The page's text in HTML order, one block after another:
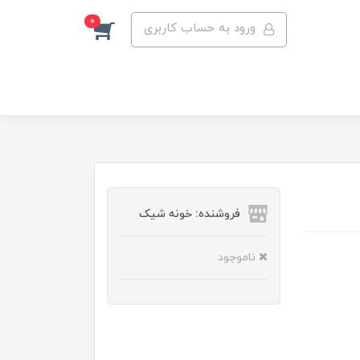
ورود به حساب کاربری 0
فروشنده: خونه شیک
ناموجود